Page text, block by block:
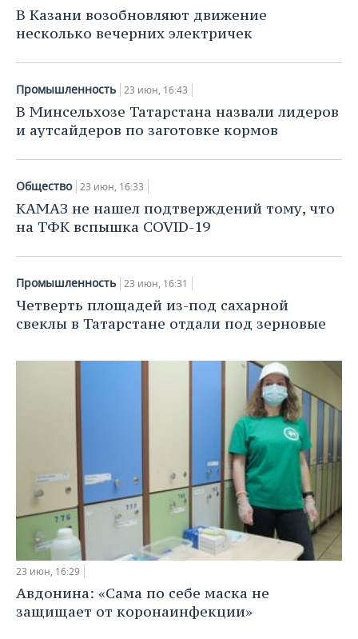
НЕФТЕХИМИЯ
НЕФТЬ
ЭНЕРГЕТИКА
РОЗНИЧНАЯ ТОРГОВЛЯ
ТРАНСПОРТ
УСЛУГИ
НОВОСТИ ТЕХНОЛОГИЙ
IT
МЕДИА
ТЕЛЕКОММУНИКАЦИИ
МЕРОПРИЯТИЯ
НОВОСТИ МЕРОПРИЯТИЙ
ВЫЕЗДНАЯ РЕДАКЦИЯ
БИЗНЕС-БРАНЧИ
ONLINE-КОНФЕРЕНЦИИ
ОТКРЫТАЯ ЛЕКЦИЯ
СПОРТ
НОВОСТИ СПОРТА
ФУТБОЛ
ХОККЕЙ
БАСКЕТБОЛ
КИБЕРСПОРТ
ФИГУРНОЕ КАТАНИЕ
ВОДНЫЕ ВИДЫ СПОРТА
ОБЩЕСТВО
НОВОСТИ ОБЩЕСТВА
ВЛАСТЬ
ИНФРАСТРУКТУРА
КУЛЬТУРА
МЕДИЦИНА
ОБРАЗОВАНИЕ
ФОТОГАЛЕРЕЯ
СЮЖЕТЫ
СПРАВОЧНИК
СПИСОК КОМПАНИЙ
В Казани возобновляют движение
несколько вечерних электричек
Промышленность 23 июн, 16:43
В Минсельхозе Татарстана назвали лидеров
и аутсайдеров по заготовке кормов
Общество 23 июн, 16:33
КАМАЗ не нашел подтверждений тому, что
на ТФК вспышка COVID-19
Промышленность 23 июн, 16:31
Четверть площадей из-под сахарной
свеклы в Татарстане отдали под зерновые
23 июн, 16:29
Авдонина: «Сама по себе маска не
защищает от коронаинфекции»